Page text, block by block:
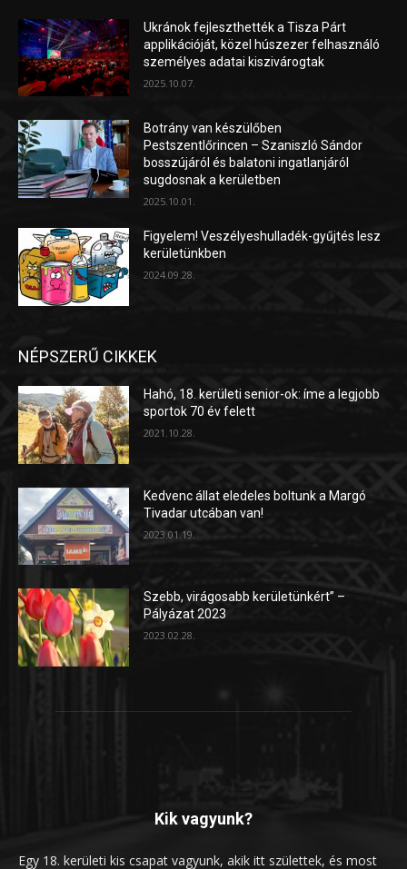
Ukránok fejleszthették a Tisza Párt
applikációját, közel húszezer felhasználó
személyes adatai kiszivárogtak
2025.10.07.
Botrány van készülőben
Pestszentlőrincen – Szaniszló Sándor
bosszújáról és balatoni ingatlanjáról
sugdosnak a kerületben
2025.10.01.
Figyelem! Veszélyeshulladék-gyűjtés lesz
kerületünkben
2024.09.28.
NÉPSZERŰ CIKKEK
Hahó, 18. kerületi senior-ok: íme a legjobb
sportok 70 év felett
2021.10.28.
Kedvenc állat eledeles boltunk a Margó
Tivadar utcában van!
2023.01.19.
Szebb, virágosabb kerületünkért” –
Pályázat 2023
2023.02.28.
Kik vagyunk?
Egy 18. kerületi kis csapat vagyunk, akik itt születtek, és most